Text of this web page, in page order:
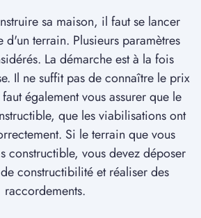
sa maison, il faut se lancer
d'un terrain. Plusieurs paramètres
La démarche est à la fois
Il ne suffit pas de connaître le prix
également vous assurer que le
que les viabilisations ont
Si le terrain que vous
constructible, vous devez déposer
constructibilité et réaliser des
raccordements.